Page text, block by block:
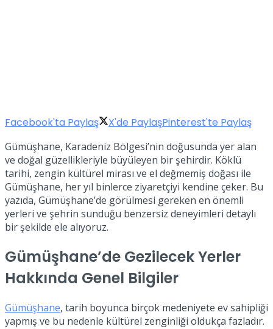
Facebook'ta Paylaş X'de PaylaşPinterest'te Paylaş
Gümüşhane, Karadeniz Bölgesi’nin doğusunda yer alan
ve doğal güzellikleriyle büyüleyen bir şehirdir. Köklü
tarihi, zengin kültürel mirası ve el değmemiş doğası ile
Gümüşhane, her yıl binlerce ziyaretçiyi kendine çeker. Bu
yazıda, Gümüşhane’de görülmesi gereken en önemli
yerleri ve şehrin sunduğu benzersiz deneyimleri detaylı
bir şekilde ele alıyoruz.
Gümüşhane’de Gezilecek Yerler
Hakkında Genel Bilgiler
Gümüşhane, tarih boyunca birçok medeniyete ev sahipliği
yapmış ve bu nedenle kültürel zenginliği oldukça fazladır.